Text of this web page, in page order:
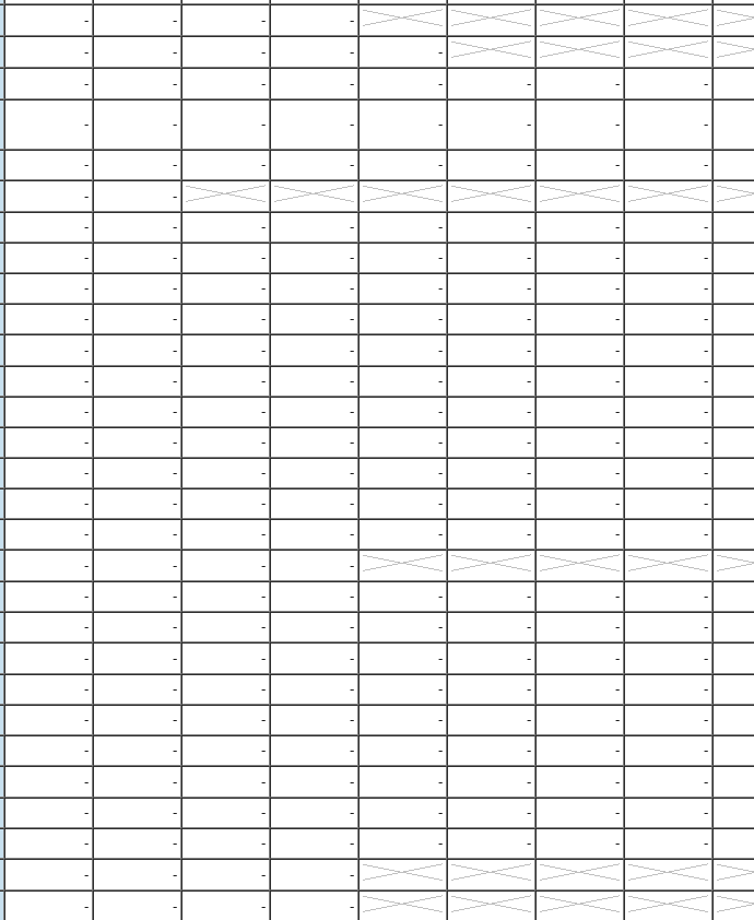
- - -
-
- - - -
-
- - - - - - -
-
- - - - - - -
-
- - - - - - -
-
-
-
- - - - - - -
-
- - - - - - -
-
- - - - - - -
-
- - - - - - -
-
- - - - - - -
-
- - - - - - -
-
- - - - - - -
-
- - - - - - -
-
- - - - - - -
-
- - - - - - -
-
- - - - - - -
-
- - -
-
- - - - - - -
-
- - - - - - -
-
- - - - - - -
-
- - - - - - -
-
- - - - - - -
-
- - - - - - -
-
- - - - - - -
-
- - - - - - -
-
- - - - - - -
-
- - -
-
- - -
-